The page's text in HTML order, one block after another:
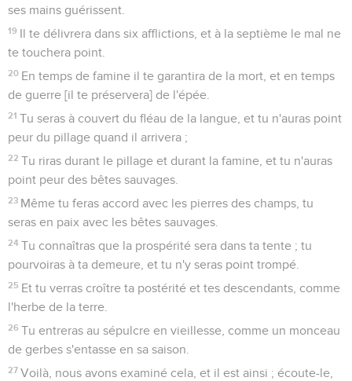
ses mains guérissent.
19 Il te délivrera dans six afflictions, et à la septième le mal ne
te touchera point.
20 En temps de famine il te garantira de la mort, et en temps
de guerre [il te préservera] de l'épée.
21 Tu seras à couvert du fléau de la langue, et tu n'auras point
peur du pillage quand il arrivera ;
22 Tu riras durant le pillage et durant la famine, et tu n'auras
point peur des bêtes sauvages.
23 Même tu feras accord avec les pierres des champs, tu
seras en paix avec les bêtes sauvages.
24 Tu connaîtras que la prospérité sera dans ta tente ; tu
pourvoiras à ta demeure, et tu n'y seras point trompé.
25 Et tu verras croître ta postérité et tes descendants, comme
l'herbe de la terre.
26 Tu entreras au sépulcre en vieillesse, comme un monceau
de gerbes s'entasse en sa saison.
27 Voilà, nous avons examiné cela, et il est ainsi ; écoute-le,